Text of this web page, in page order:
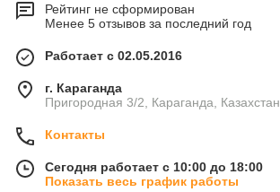
Рейтинг не сформирован
Менее 5 отзывов за последний год
Работает с 02.05.2016
г. Караганда
Пригородная 3/2, Караганда, Казахстан
Контакты
Сегодня работает с 10:00 до 18:00
Показать весь график работы